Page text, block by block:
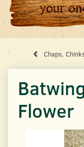
Chaps,
Flower